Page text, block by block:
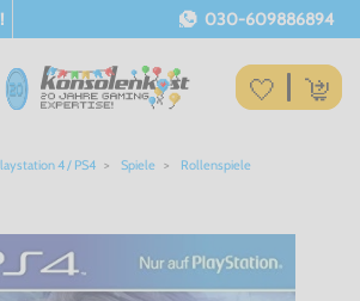
030-609886894
4 / PS4 Spiele Rollenspiele